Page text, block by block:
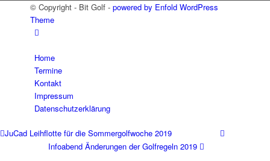
Golfreisen
Partner
Galerie
© Copyright - Bit Golf - powered by Enfold WordPress
Theme
Home
Termine
Kontakt
Impressum
Datenschutzerklärung
JuCad Leihflotte für die Sommergolfwoche 2019
Infoabend Änderungen der Golfregeln 2019